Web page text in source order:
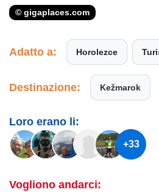
© gigaplaces.com
Adatto a: Horolezce
Destinazione: Kežmarok
Loro erano li:
+33
Vogliono andarci: